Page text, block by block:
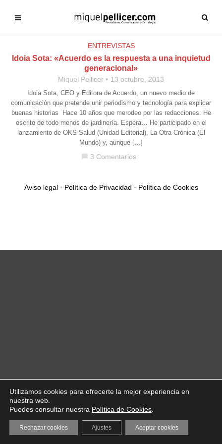
ENTREVISTAS
Idoia Sota: «Acuerdo es la respuesta a una inquietud
generacional»
Miquel Pellicer 13 octubre, 2013
Idoia Sota, CEO y Editora de Acuerdo, un nuevo medio de
comunicación que pretende unir periodismo y tecnología para explicar
buenas historias Hace 10 años que merodeo por las redacciones. He
escrito de todo menos de jardinería. Espera… He participado en el
lanzamiento de OKS Salud (Unidad Editorial), La Otra Crónica (El
Mundo) y, aunque […]
chat_bubble 3 Comentarios
Aviso legal· Política de Privacidad · Política de Cookies
Utilizamos cookies para ofrecerte la mejor experiencia en
nuestra web.
Puedes consultar nuestra Política de Cookies
Aceptar cookies
Rechazar cookies Ajustes